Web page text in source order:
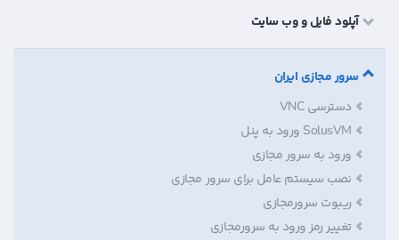
آپلود فایل و وب سایت
سرور مجازی ایران
دسترسی VNC
SolusVM ورود به پنل
ورود به سرور مجازی
نصب سیستم عامل برای سرور مجازی
ریبوت سرورمجازی
تغییر رمز ورود به سرورمجازی